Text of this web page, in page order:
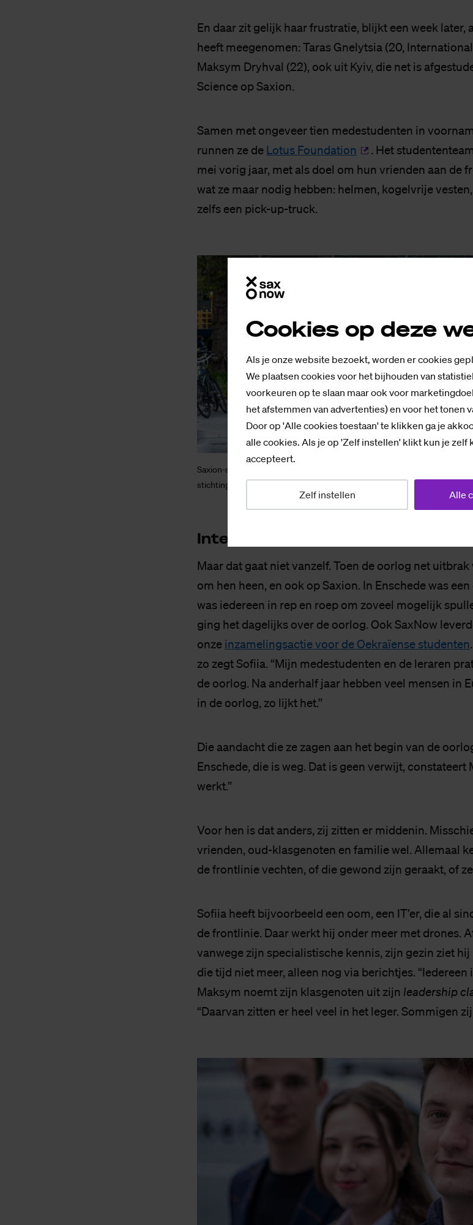
Cookies op deze
Als je onze website bezoekt, worden er cookies
We plaatsen cookies voor het bijhouden van
voorkeuren op te slaan maar ook voor
het afstemmen van advertenties) en voor het tonen
Door op 'Alle cookies toestaan' te klikken ga je
alle cookies. Als je op 'Zelf instellen' klikt kun je zelf
accepteert.
Zelf instellen Alle
En daar zit gelijk haar frustratie, blijkt een week later,
heeft meegenomen: Taras Gnelytsia (20,
Maksym Dryhval (22), ook uit Kyiv, die net is
Science op Saxion.
Samen met ongeveer tien medestudenten in
runnen ze de Lotus Foundation
. Het
mei vorig jaar, met als doel om hun vrienden aan de
wat ze maar nodig hebben: helmen, kogelvrije
zelfs een pick-up-truck.
Saxion-studenten Taras, Sofiia, en Maksym uit Oekraine runnen met
stichting die als doel heeft de Oekrainse soldaten te ondersteunen.
In­te­res­se ver­lo­ren
Maar dat gaat niet vanzelf. Toen de oorlog net
om hen heen, en ook op Saxion. In Enschede was
was iedereen in rep en roep om zoveel mogelijk
ging het dagelijks over de oorlog. Ook SaxNow
onze inzamelingsactie voor de Oekraïense studenten
zo zegt Sofiia. “Mijn medestudenten en de leraren
de oorlog. Na anderhalf jaar hebben veel mensen in
in de oorlog, zo lijkt het.”
Die aandacht die ze zagen aan het begin van de
Enschede, die is weg. Dat is geen verwijt, constateert
werkt.”
Voor hen is dat anders, zij zitten er middenin.
vrienden, oud-klasgenoten en familie wel. Allemaal
de frontlinie vechten, of die gewond zijn geraakt, of
Sofiia heeft bijvoorbeeld een oom, een IT’er, die al
de frontlinie. Daar werkt hij onder meer met drones.
vanwege zijn specialistische kennis, zijn gezin ziet
die tijd niet meer, alleen nog via berichtjes. “Iedereen
Maksym noemt zijn klasgenoten uit zijn leadership
“Daarvan zitten er heel veel in het leger. Sommigen